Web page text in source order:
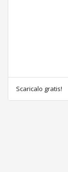
Scaricalo gratis!